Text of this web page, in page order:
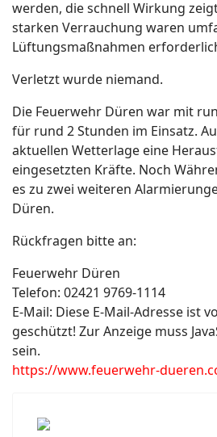
werden, die schnell Wirkung
starken Verrauchung waren
Lüftungsmaßnahmen
Verletzt wurde niemand.
Die Feuerwehr Düren war mit
für rund 2 Stunden im Einsatz.
aktuellen Wetterlage eine
eingesetzten Kräfte. Noch
es zu zwei weiteren
Düren.
Rückfragen bitte an:
Feuerwehr Düren
Telefon: 02421 9769-1114
E-Mail: Diese E-Mail-Adresse ist
geschützt! Zur Anzeige muss
sein.
https://www.feuerwehr-